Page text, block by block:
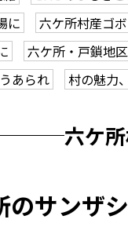
に
六ケ所村産ゴ
六ケ所・戸鎖地
あられ
村の魅力
六ケ
のサンザ